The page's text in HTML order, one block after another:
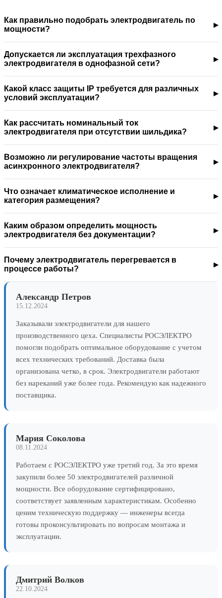
Как правильно подобрать электродвигатель по
мощности?
Допускается ли эксплуатация трехфазного
электродвигателя в однофазной сети?
Какой класс защиты IP требуется для различных
условий эксплуатации?
Как рассчитать номинальный ток
электродвигателя при отсутствии шильдика?
Возможно ли регулирование частоты вращения
асинхронного электродвигателя?
Что означает климатическое исполнение и
категория размещения?
Каким образом определить мощность
электродвигателя без документации?
Почему электродвигатель перегревается в
процессе работы?
Александр Петров
15.12.2024
Заказывали электродвигатели для нашего
производственного цеха. Специалисты РОСЭЛЕКТРО
помогли подобрать оптимальное оборудование с учетом
всех технических требований. Доставка была
организована четко, в срок. Электродвигатели работают
без нареканий уже более года. Рекомендую как надежного
поставщика.
Мария Соколова
08.11.2024
Работаем с РОСЭЛЕКТРО уже третий год. За это время
закупили более 50 электродвигателей различной
мощности. Все оборудование сертифицировано,
соответствует заявленным характеристикам. Особенно
ценим техническую поддержку — инженеры всегда
готовы проконсультировать по вопросам монтажа и
эксплуатации.
Дмитрий Волков
22.10.2024